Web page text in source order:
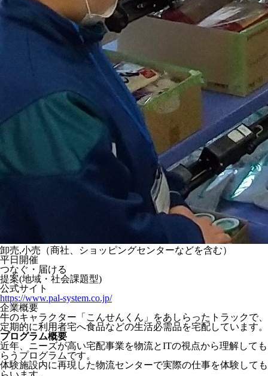
卸売,小売（商社、ショッピングセンターなどを含む）
平日開催
つなぐ・届ける
提案(地域・社会課題型)
公式サイト
https://www.pal-system.co.jp/
企業概要
牛のキャラクター「こんせんくん」をあしらったトラックで、
定期的に利用者宅へ食品などの生活必需品を宅配しています。
プログラム概要
近年、ニーズが高い宅配事業を物流とITの視点から理解しても
らうプログラムです。
体験施設内に再現した物流センターで実際の仕事を体験しても